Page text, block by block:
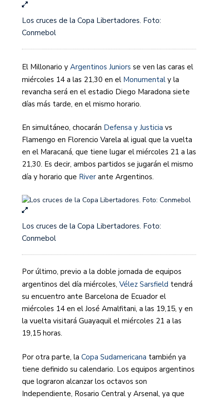
Los cruces de la Copa Libertadores. Foto:
Conmebol
El Millonario y Argentinos Juniors se ven las caras el
miércoles 14 a las 21,30 en el Monumental y la
revancha será en el estadio Diego Maradona siete
días más tarde, en el mismo horario.
En simultáneo, chocarán Defensa y Justicia vs
Flamengo en Florencio Varela al igual que la vuelta
en el Maracaná, que tiene lugar el miércoles 21 a las
21,30. Es decir, ambos partidos se jugarán el mismo
día y horario que River ante Argentinos.
Los cruces de la Copa Libertadores. Foto:
Conmebol
Por último, previo a la doble jornada de equipos
argentinos del día miércoles, Vélez Sarsfield tendrá
su encuentro ante Barcelona de Ecuador el
miércoles 14 en el José Amalfitani, a las 19,15, y en
la vuelta visitará Guayaquil el miércoles 21 a las
19,15 horas.
Por otra parte, la Copa Sudamericana también ya
tiene definido su calendario. Los equipos argentinos
que lograron alcanzar los octavos son
Independiente, Rosario Central y Arsenal, ya que